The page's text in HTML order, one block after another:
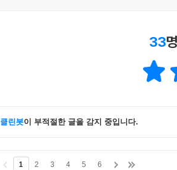
33
클린봇이 부적절한 글을 감지 중입니다.
1 2 3 4 5 6